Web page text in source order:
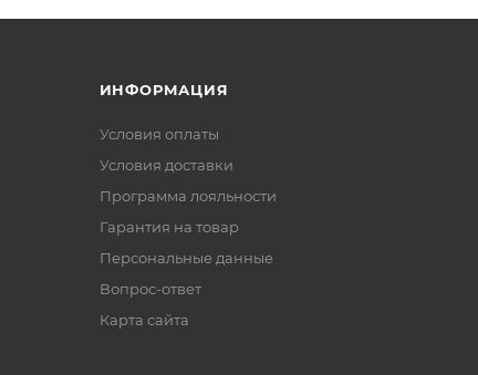
ИНФОРМАЦИЯ
Условия оплаты
Условия доставки
Программа лояльности
Гарантия на товар
Персональные данные
Вопрос-ответ
Карта сайта